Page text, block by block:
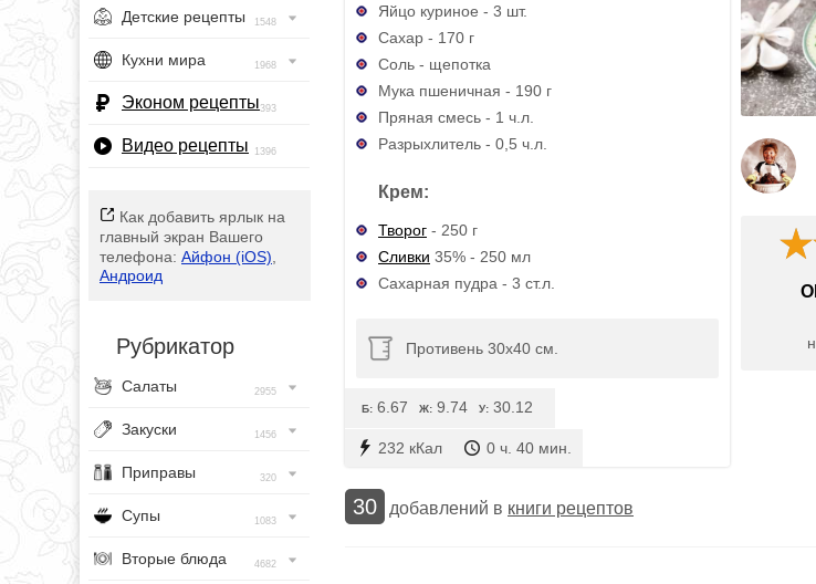
Детские рецепты 1548
Кухни мира 1968
Эконом рецепты393
Видео рецепты 1396
Как добавить ярлык на
главный экран Вашего
телефона: Айфон (iOS)
Андроид
Рубрикатор
Салаты 2955
Закуски 1456
Приправы 320
Супы 1083
Вторые блюда 4682
Яйцо куриное - 3 шт.
Сахар - 170 г
Соль - щепотка
Мука пшеничная - 190 г
Пряная смесь - 1 ч.л.
Разрыхлитель - 0,5 ч.л.
Крем:
Творог - 250 г
Сливки 35% - 250 мл
Сахарная пудра - 3 ст.л.
Противень 30х40 см.
232 кКал 0 ч. 40 мин.
Б: 6.67 Ж: 9.74 У: 30.12
30 добавлений в книги рецептов